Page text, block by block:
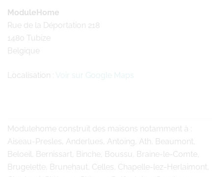
ModuleHome
Rue de la Déportation 218
1480 Tubize
Belgique
Localisation : Voir sur Google Maps
Modulehome construit des maisons notamment à :
Aiseau-Presles, Anderlues, Antoing, Ath, Beaumont,
Beloeil, Bernissart, Binche, Boussu, Braine-le-Comte,
Brugelette, Brunehaut, Celles, Chapelle-lez-Herlaimont,